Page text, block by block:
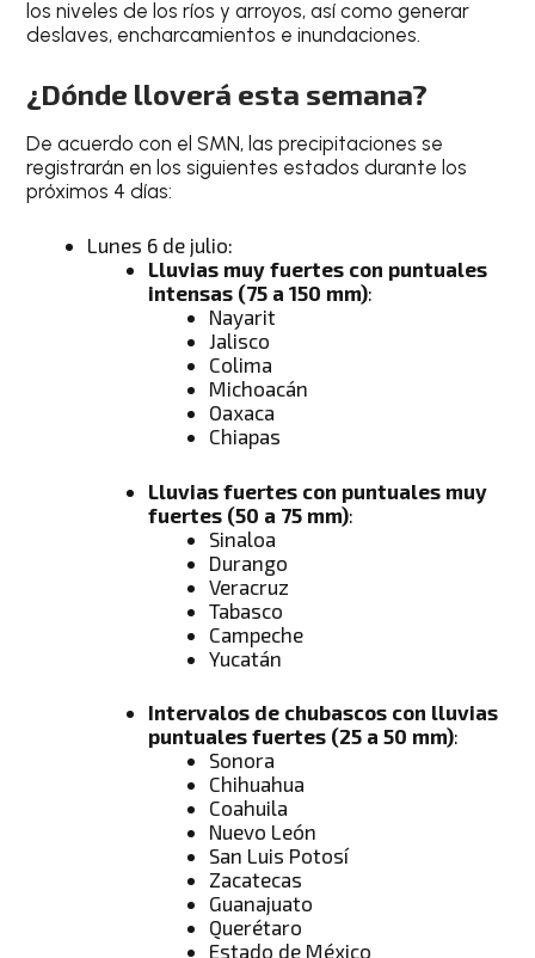
los niveles de los ríos y arroyos, así como generar
deslaves, encharcamientos e inundaciones.
¿Dónde lloverá esta semana?
De acuerdo con el SMN, las precipitaciones se
registrarán en los siguientes estados durante los
próximos 4 días:
Lunes 6 de julio:
Lluvias muy fuertes con puntuales
intensas (75 a 150 mm):
Nayarit
Jalisco
Colima
Michoacán
Oaxaca
Chiapas
Lluvias fuertes con puntuales muy
fuertes (50 a 75 mm):
Sinaloa
Durango
Veracruz
Tabasco
Campeche
Yucatán
Intervalos de chubascos con lluvias
puntuales fuertes (25 a 50 mm):
Sonora
Chihuahua
Coahuila
Nuevo León
San Luis Potosí
Zacatecas
Guanajuato
Querétaro
Estado de México